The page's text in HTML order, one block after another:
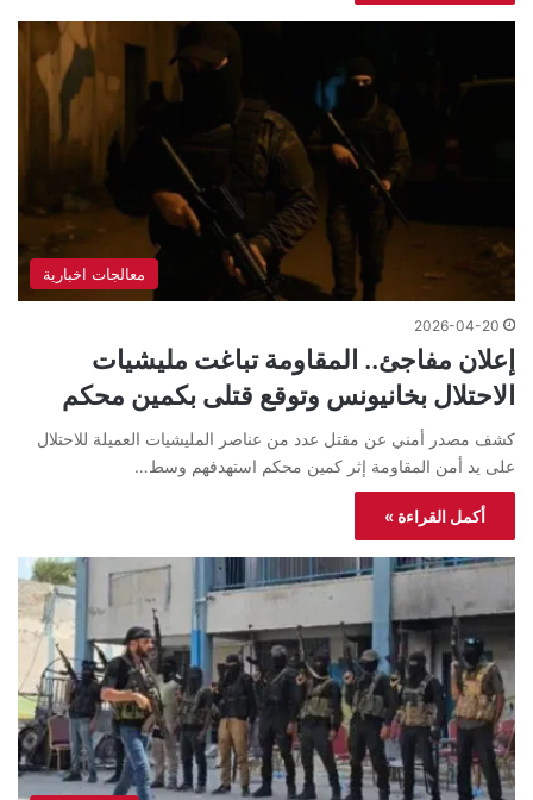
معالجات اخبارية
2026-04-20
إعلان مفاجئ.. المقاومة تباغت مليشيات
الاحتلال بخانيونس وتوقع قتلى بكمين محكم
كشف مصدر أمني عن مقتل عدد من عناصر المليشيات العميلة للاحتلال
على يد أمن المقاومة إثر كمين محكم استهدفهم وسط…
أكمل القراءة »